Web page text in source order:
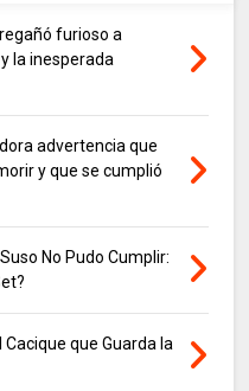
furioso a
la inesperada
advertencia que
y que se cumplió
No Pudo Cumplir:
Cacique que Guarda la